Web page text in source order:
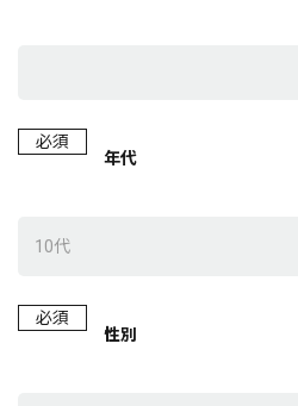
必須
年代
必須
性別